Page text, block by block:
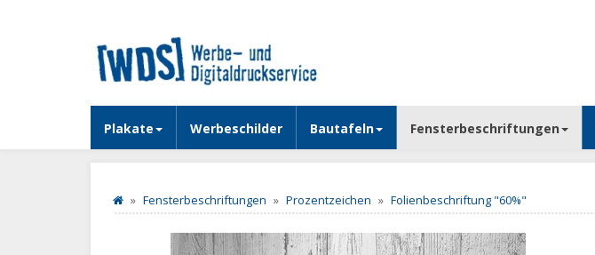
Plakate Werbeschilder Bautafeln Fensterbeschriftungen
Fensterbeschriftungen Prozentzeichen Folienbeschriftung "60%"